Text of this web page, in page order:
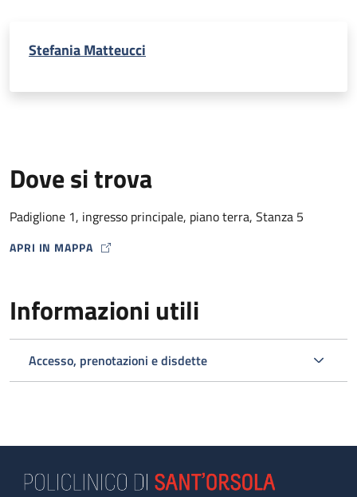
Stefania Matteucci
Dove si trova
Padiglione 1, ingresso principale, piano terra, Stanza 5
APRI IN MAPPA
MAP ICON
Informazioni utili
Accesso, prenotazioni e disdette